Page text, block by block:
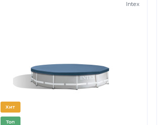
Intex
Хит
Топ